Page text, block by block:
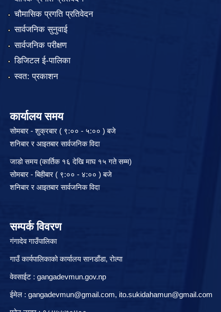
चौमासिक प्रगति प्रतिवेदन
सार्वजनिक सुनुवाई
सार्वजनिक परीक्षण
डिजिटल ई-पालिका
स्वत: प्रकाशन
कार्यालय समय
सोमबार - शुक्रबार ( ९:०० - ५:०० ) बजे
शनिबार र आइतबार सार्वजनिक विदा
जाडो समय (कार्तिक १६ देखि माघ १५ गते सम्म)
सोमबार - बिहीबार ( ९:०० - ४:०० ) बजे
शनिबार र आइतबार सार्वजनिक विदा
सम्पर्क विवरण
गंगादेव गाउँपालिका
गाउँ कार्यपालिकाको कार्यालय सानडाँडा, रो‍‍ल्पा
वेवसाईट : gangadevmun.gov.np
ईमेल : gangadevmun@gmail.com, ito.sukidahamun@gmail.com